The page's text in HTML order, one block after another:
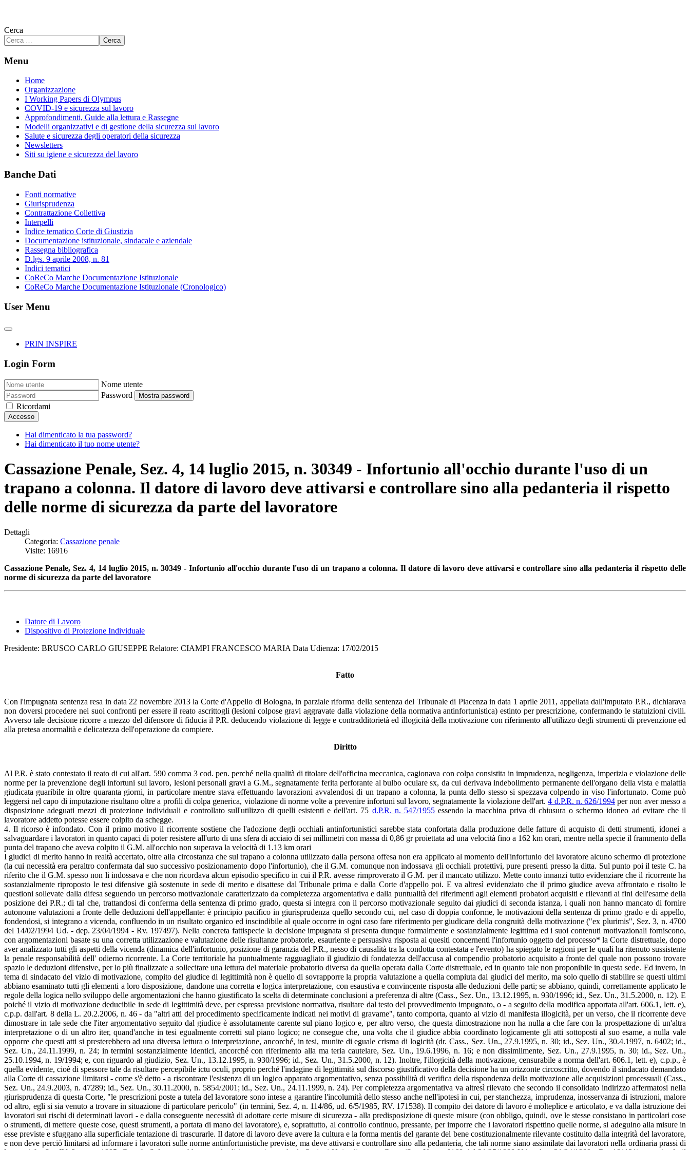
Cerca
Cerca
Menu
Home
Organizzazione
I Working Papers di Olympus
COVID-19 e sicurezza sul lavoro
Approfondimenti, Guide alla lettura e Rassegne
Modelli organizzativi e di gestione della sicurezza sul lavoro
Salute e sicurezza degli operatori della sicurezza
Newsletters
Siti su igiene e sicurezza del lavoro
Banche Dati
Fonti normative
Giurisprudenza
Contrattazione Collettiva
Interpelli
Indice tematico Corte di Giustizia
Documentazione istituzionale, sindacale e aziendale
Rassegna bibliografica
D.lgs. 9 aprile 2008, n. 81
Indici tematici
CoReCo Marche Documentazione Istituzionale
CoReCo Marche Documentazione Istituzionale (Cronologico)
User Menu
PRIN INSPIRE
Login Form
Nome utente
Password
Mostra password
Ricordami
Accesso
Hai dimenticato la tua password?
Hai dimenticato il tuo nome utente?
Cassazione Penale, Sez. 4, 14 luglio 2015, n. 30349 - Infortunio all'occhio durante l'uso di un
trapano a colonna. Il datore di lavoro deve attivarsi e controllare sino alla pedanteria il rispetto
delle norme di sicurezza da parte del lavoratore
Dettagli
Categoria: Cassazione penale
Visite: 16916
Cassazione Penale, Sez. 4, 14 luglio 2015, n. 30349 - Infortunio all'occhio durante l'uso di un trapano a colonna. Il datore di lavoro deve attivarsi e controllare sino alla pedanteria il rispetto delle
norme di sicurezza da parte del lavoratore
Datore di Lavoro
Dispositivo di Protezione Individuale
Presidente: BRUSCO CARLO GIUSEPPE Relatore: CIAMPI FRANCESCO MARIA Data Udienza: 17/02/2015
Fatto
Con l'impugnata sentenza resa in data 22 novembre 2013 la Corte d'Appello di Bologna, in parziale riforma della sentenza del Tribunale di Piacenza in data 1 aprile 2011, appellata dall'imputato P.R., dichiarava
non doversi procedere nei suoi confronti per essere il reato ascrittogli (lesioni colpose gravi aggravate dalla violazione della normativa antinfortunistica) estinto per prescrizione, confermando le statuizioni civili.
Avverso tale decisione ricorre a mezzo del difensore di fiducia il P.R. deducendo violazione di legge e contradditorietà ed illogicità della motivazione con riferimento all'utilizzo degli strumenti di prevenzione ed
alla pretesa anormalità e delicatezza dell'operazione da compiere.
Diritto
Al P.R. è stato contestato il reato di cui all'art. 590 comma 3 cod. pen. perché nella qualità di titolare dell'officina meccanica, cagionava con colpa consistita in imprudenza, negligenza, imperizia e violazione delle
norme per la prevenzione degli infortuni sul lavoro, lesioni personali gravi a G.M., segnatamente ferita perforante al bulbo oculare sx, da cui derivava indebolimento permanente dell'organo della vista e malattia
giudicata guaribile in oltre quaranta giorni, in particolare mentre stava effettuando lavorazioni avvalendosi di un trapano a colonna, la punta dello stesso si spezzava colpendo in viso l'infortunato. Come può
leggersi nel capo di imputazione risultano oltre a profili di colpa generica, violazione di norme volte a prevenire infortuni sul lavoro, segnatamente la violazione dell'art.4 d.P.R. n. 626/1994per non aver messo a
disposizione adeguati mezzi di protezione individuali e controllato sull'utilizzo di quelli esistenti e dell'art. 75 d.P.R. n. 547/1955essendo la macchina priva di chiusura o schermo idoneo ad evitare che il
lavoratore addetto potesse essere colpito da schegge.
4. Il ricorso è infondato. Con il primo motivo il ricorrente sostiene che l'adozione degli occhiali antinfortunistici sarebbe stata confortata dalla produzione delle fatture di acquisto di detti strumenti, idonei a
salvaguardare i lavoratori in quanto capaci di poter resistere all'urto di una sfera di acciaio di sei millimetri con massa di 0,86 gr proiettata ad una velocità fino a 162 km orari, mentre nella specie il frammento della
punta del trapano che aveva colpito il G.M. all'occhio non superava la velocità di 1.13 km orari
I giudici di merito hanno in realtà accertato, oltre alla circostanza che sul trapano a colonna utilizzato dalla persona offesa non era applicato al momento dell'infortunio del lavoratore alcuno schermo di protezione
(la cui necessità era peraltro confermata dal suo successivo posizionamento dopo l'infortunio), che il G.M. comunque non indossava gli occhiali protettivi, pure presenti presso la ditta. Sul punto poi il teste C. ha
riferito che il G.M. spesso non li indossava e che non ricordava alcun episodio specifico in cui il P.R. avesse rimproverato il G.M. per il mancato utilizzo. Mette conto innanzi tutto evidenziare che il ricorrente ha
sostanzialmente riproposto le tesi difensive già sostenute in sede di merito e disattese dal Tribunale prima e dalla Corte d'appello poi. E va altresì evidenziato che il primo giudice aveva affrontato e risolto le
questioni sollevate dalla difesa seguendo un percorso motivazionale caratterizzato da completezza argomentativa e dalla puntualità dei riferimenti agli elementi probatori acquisiti e rilevanti ai fini dell'esame della
posizione dei P.R.; di tal che, trattandosi di conferma della sentenza di primo grado, questa si integra con il percorso motivazionale seguito dai giudici di seconda istanza, i quali non hanno mancato di fornire
autonome valutazioni a fronte delle deduzioni dell'appellante: è principio pacifico in giurisprudenza quello secondo cui, nel caso di doppia conforme, le motivazioni della sentenza di primo grado e di appello,
fondendosi, si integrano a vicenda, confluendo in un risultato organico ed inscindibile al quale occorre in ogni caso fare riferimento per giudicare della congruità della motivazione ("ex plurimis", Sez. 3, n. 4700
del 14/02/1994 Ud. - dep. 23/04/1994 - Rv. 197497). Nella concreta fattispecie la decisione impugnata si presenta dunque formalmente e sostanzialmente legittima ed i suoi contenuti motivazionali forniscono,
con argomentazioni basate su una corretta utilizzazione e valutazione delle risultanze probatorie, esauriente e persuasiva risposta ai quesiti concernenti l'infortunio oggetto del processo* la Corte distrettuale, dopo
aver analizzato tutti gli aspetti della vicenda (dinamica dell'infortunio, posizione di garanzia del P.R., nesso di causalità tra la condotta contestata e l'evento) ha spiegato le ragioni per le quali ha ritenuto sussistente
la penale responsabilità dell' odierno ricorrente. La Corte territoriale ha puntualmente ragguagliato il giudizio di fondatezza dell'accusa al compendio probatorio acquisito a fronte del quale non possono trovare
spazio le deduzioni difensive, per lo più finalizzate a sollecitare una lettura del materiale probatorio diversa da quella operata dalla Corte distrettuale, ed in quanto tale non proponibile in questa sede. Ed invero, in
tema di sindacato del vizio di motivazione, compito del giudice di legittimità non è quello di sovrapporre la propria valutazione a quella compiuta dai giudici del merito, ma solo quello di stabilire se questi ultimi
abbiano esaminato tutti gli elementi a loro disposizione, dandone una corretta e logica interpretazione, con esaustiva e convincente risposta alle deduzioni delle parti; se abbiano, quindi, correttamente applicato le
regole della logica nello sviluppo delle argomentazioni che hanno giustificato la scelta di determinate conclusioni a preferenza di altre (Cass., Sez. Un., 13.12.1995, n. 930/1996; id., Sez. Un., 31.5.2000, n. 12). E
poiché il vizio di motivazione deducibile in sede di legittimità deve, per espressa previsione normativa, risultare dal testo del provvedimento impugnato, o - a seguito della modifica apportata all'art. 606.1, lett. e),
c.p.p. dall'art. 8 della L. 20.2.2006, n. 46 - da "altri atti del procedimento specificamente indicati nei motivi di gravame", tanto comporta, quanto al vizio di manifesta illogicità, per un verso, che il ricorrente deve
dimostrare in tale sede che l'iter argomentativo seguito dal giudice è assolutamente carente sul piano logico e, per altro verso, che questa dimostrazione non ha nulla a che fare con la prospettazione di un'altra
interpretazione o di un altro iter, quand'anche in tesi egualmente corretti sul piano logico; ne consegue che, una volta che il giudice abbia coordinato logicamente gli atti sottoposti al suo esame, a nulla vale
opporre che questi atti si presterebbero ad una diversa lettura o interpretazione, ancorché, in tesi, munite di eguale crisma di logicità (dr. Cass., Sez. Un., 27.9.1995, n. 30; id., Sez. Un., 30.4.1997, n. 6402; id.,
Sez. Un., 24.11.1999, n. 24; in termini sostanzialmente identici, ancorché con riferimento alla ma teria cautelare, Sez. Un., 19.6.1996, n. 16; e non dissimilmente, Sez. Un., 27.9.1995, n. 30; id., Sez. Un.,
25.10.1994, n. 19/1994; e, con riguardo al giudizio, Sez. Un., 13.12.1995, n. 930/1996; id., Sez. Un., 31.5.2000, n. 12). Inoltre, l'illogicità della motivazione, censurabile a norma dell'art. 606.1, lett. e), c.p.p., è
quella evidente, cioè di spessore tale da risultare percepibile ictu oculi, proprio perché l'indagine di legittimità sul discorso giustificativo della decisione ha un orizzonte circoscritto, dovendo il sindacato demandato
alla Corte di cassazione limitarsi - come s'è detto - a riscontrare l'esistenza di un logico apparato argomentativo, senza possibilità di verifica della rispondenza della motivazione alle acquisizioni processuali (Cass.,
Sez. Un., 24.9.2003, n. 47289; id., Sez. Un., 30.11.2000, n. 5854/2001; id., Sez. Un., 24.11.1999, n. 24). Per completezza argomentativa va altresì rilevato che secondo il consolidato indirizzo affermatosi nella
giurisprudenza di questa Corte, "le prescrizioni poste a tutela del lavoratore sono intese a garantire l'incolumità dello stesso anche nell'ipotesi in cui, per stanchezza, imprudenza, inosservanza di istruzioni, malore
od altro, egli si sia venuto a trovare in situazione di particolare pericolo" (in termini, Sez. 4, n. 114/86, ud. 6/5/1985, RV. 171538). Il compito dei datore di lavoro è molteplice e articolato, e va dalla istruzione dei
lavoratori sui rischi di determinati lavori - e dalla conseguente necessità di adottare certe misure di sicurezza - alla predisposizione di queste misure (con obbligo, quindi, ove le stesse consistano in particolari cose
o strumenti, di mettere queste cose, questi strumenti, a portata di mano del lavoratore), e, soprattutto, al controllo continuo, pressante, per imporre che i lavoratori rispettino quelle norme, si adeguino alla misure in
esse previste e sfuggano alla superficiale tentazione di trascurarle. Il datore di lavoro deve avere la cultura e la forma mentis del garante del bene costituzionalmente rilevante costituito dalla integrità del lavoratore,
e non deve perciò limitarsi ad informare i lavoratori sulle norme antinfortunistiche previste, ma deve attivarsi e controllare sino alla pedanteria, che tali norme siano assimilate dai lavoratori nella ordinaria prassi di